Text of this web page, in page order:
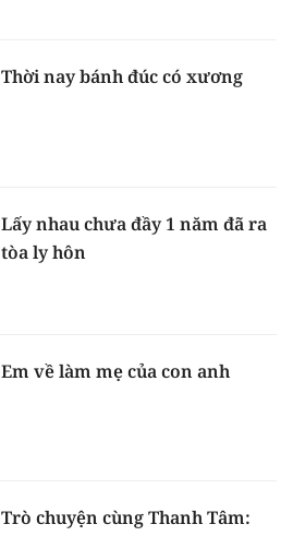
Thời nay bánh đúc có xương
Lấy nhau chưa đầy 1 năm đã ra
tòa ly hôn
Em về làm mẹ của con anh
Trò chuyện cùng Thanh Tâm: